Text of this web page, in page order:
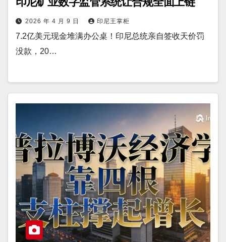
2026 年 4 月 9 日 印尼王掌柜
7.2亿美元现金堆满办公桌！印尼总统亲自签收天价罚
没款，20…